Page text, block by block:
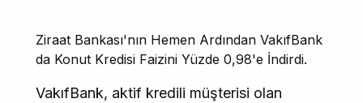
Ziraat Bankası'nın Hemen Ardından VakıfBank
da Konut Kredisi Faizini Yüzde 0,98'e İndirdi.
VakıfBank, aktif kredili müşterisi olan